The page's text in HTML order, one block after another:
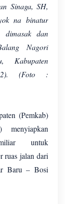
Sinaga, SH,
na binatur
dimasak dan
Nagori
Kabupaten
(Foto :
(Pemkab)
menyiapkan
untuk
ruas jalan dari
Baru – Bosi